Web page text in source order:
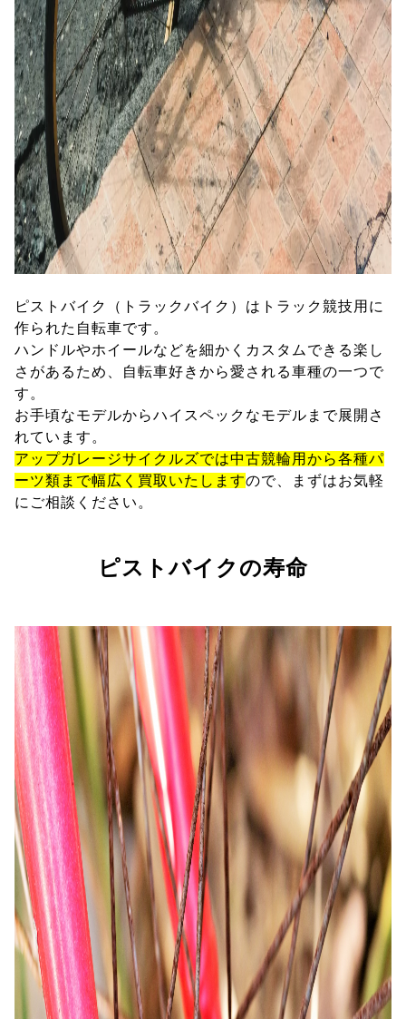
ピストバイク（トラックバイク）はトラック競技用に
作られた自転車です。
ハンドルやホイールなどを細かくカスタムできる楽し
さがあるため、自転車好きから愛される車種の一つで
す。
お手頃なモデルからハイスペックなモデルまで展開さ
れています。
アップガレージサイクルズでは中古競輪用から各種パ
ーツ類まで幅広く買取いたしますので、まずはお気軽
にご相談ください。
ピストバイクの寿命